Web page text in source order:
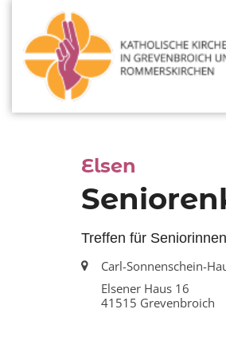
Elsen
Treffen für
Ort: Carl-Sonnenschein-
Elsener Haus 16
41515 Grevenbroich